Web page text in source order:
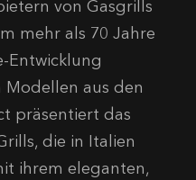
von Gasgrills
mehr als 70 Jahre
Entwicklung
Modellen aus den
präsentiert das
die in Italien
ihrem eleganten,